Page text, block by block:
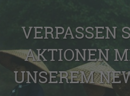
VERPASSEN
AKTIONEN
UNSEREM